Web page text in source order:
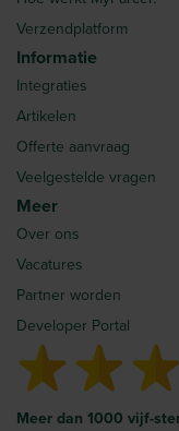
Verzendplatform
Informatie
Integraties
Artikelen
Offerte aanvraag
Veelgestelde vragen
Meer
Over ons
Vacatures
Partner worden
Developer Portal
Meer dan 1000 vijf-